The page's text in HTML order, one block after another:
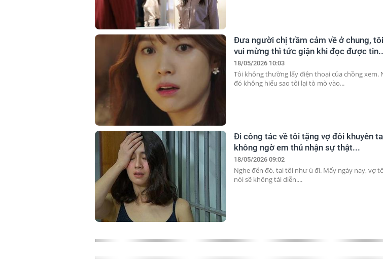
Đưa người chị trầm cảm về ở chung,
vui mừng thì tức giận khi đọc được
18/05/2026 10:03
Tôi không thường lấy điện thoại của chồng xem.
đó không hiểu sao tôi lại tò mò vào...
Đi công tác về tôi tặng vợ đôi khuyên
không ngờ em thú nhận sự thật...
18/05/2026 09:02
Nghe đến đó, tai tôi như ù đi. Mấy ngày nay, vợ
nói sẽ không tái diễn....